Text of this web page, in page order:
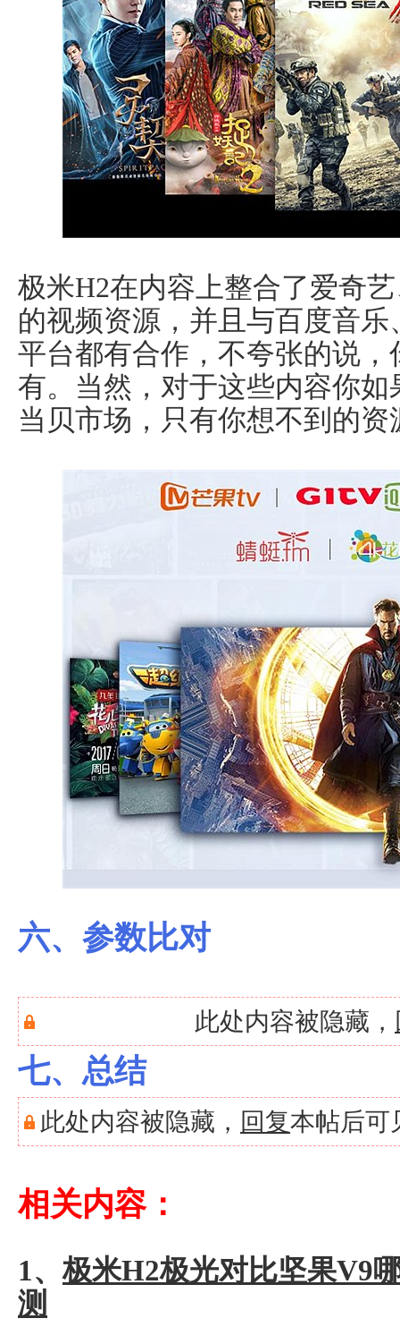
极米H2在内容上整合了爱奇
的视频资源，并且与百度音
平台都有合作，不夸张的说
有。当然，对于这些内容你
当贝市场，只有你想不到的
六、参数比对
此处内容被隐藏，
七、总结
此处内容被隐藏， 回复本帖后可
相关内容：
1、极米H2极光对比坚果V9
测